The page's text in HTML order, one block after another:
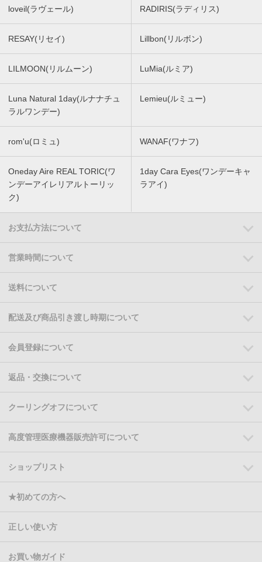
loveil(ラヴェール) RADIRIS(ラディリス)
RESAY(リセイ) Lillbon(リルボン)
LILMOON(リルムーン) LuMia(ルミア)
Luna Natural 1day(ルナナチュ
ラルワンデー)
Lemieu(ルミュー)
rom'u(ロミュ) WANAF(ワナフ)
Oneday Aire REAL TORIC(ワ
ンデーアイレリアルトーリッ
ク)
1day Cara Eyes(ワンデーキャ
ラアイ)
お支払方法について
営業時間について
送料について
配送及び商品引き渡し時期について
会員登録について
返品・交換について
クーリングオフについて
高度管理医療機器販売許可について
ショップリスト
★初めての方へ
正しい使い方
お買い物ガイド